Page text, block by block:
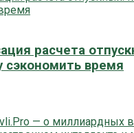
расчета
сэкономить время